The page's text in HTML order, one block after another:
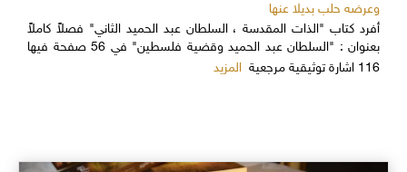
وعرضه حلب بديلا عنها
أفرد كتاب "الذات المقدسة ، السلطان عبد الحميد الثاني" فصلاً كاملاً
بعنوان : "السلطان عبد الحميد وقضية فلسطين" في 56 صفحة فيها
116 اشارة توثيقية مرجعية
المزيد